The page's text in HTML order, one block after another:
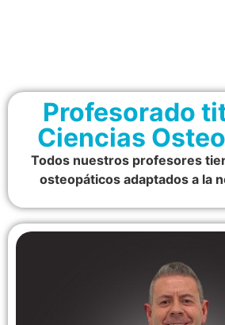
Profesorado
Ciencias
Todos nuestros profesores
osteopáticos adaptados a la